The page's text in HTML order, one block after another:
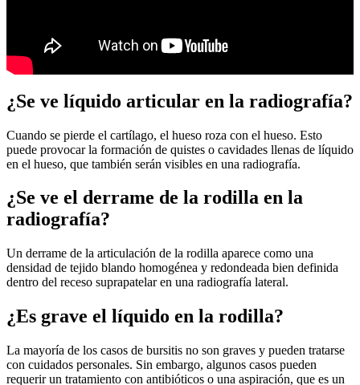
¿Se ve líquido articular en la radiografía?
Cuando se pierde el cartílago, el hueso roza con el hueso. Esto
puede provocar la formación de quistes o cavidades llenas de líquido
en el hueso, que también serán visibles en una radiografía.
¿Se ve el derrame de la rodilla en la
radiografía?
Un derrame de la articulación de la rodilla aparece como una
densidad de tejido blando homogénea y redondeada bien definida
dentro del receso suprapatelar en una radiografía lateral.
¿Es grave el líquido en la rodilla?
La mayoría de los casos de bursitis no son graves y pueden tratarse
con cuidados personales. Sin embargo, algunos casos pueden
requerir un tratamiento con antibióticos o una aspiración, que es un